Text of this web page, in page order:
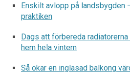
Enskilt avlopp på landsbygden
praktiken
Dags att förbereda
hem hela vintern
Så ökar en inglasad balkong